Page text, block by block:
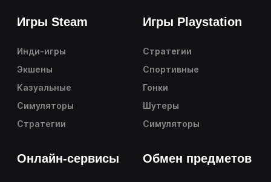
Игры Steam
Инди-игры
Экшены
Казуальные
Симуляторы
Стратегии
Игры Playstation
Стратегии
Спортивные
Гонки
Шутеры
Симуляторы
Онлайн-сервисы Обмен предметов